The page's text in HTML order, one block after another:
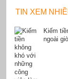
TIN XEM
Kiếm
ngoài